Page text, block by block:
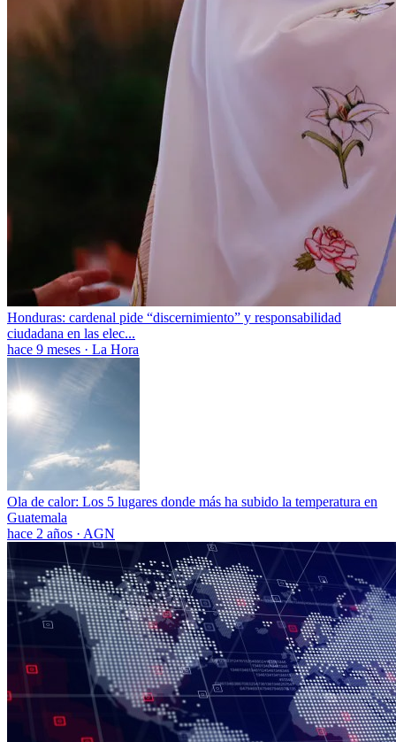
Honduras: cardenal pide “discernimiento” y responsabilidad
ciudadana en las elec...
hace 9 meses · La Hora
Ola de calor: Los 5 lugares donde más ha subido la temperatura en
Guatemala
hace 2 años · AGN